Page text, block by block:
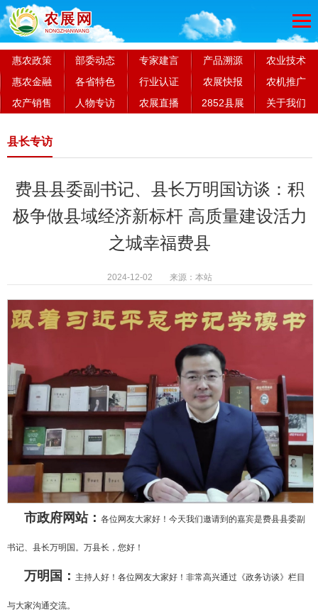
惠农政策 部委动态 专家建言 产品溯源
农业技术
惠农金融
各省特色 行业认证 农展快报
农机推广
农产销售
人物专访 农展直播 2852县展 关于我们
县长专访
费县县委副书记、县长万明国访谈：积
极争做县域经济新标杆 高质量建设活力
之城幸福费县
2024-12-02 来源：本站
市政府网站： 各位网友大家好！今天我们邀请到的嘉宾是费县县委副
书记、县长万明国。万县长，您好！
万明国： 主持人好！各位网友大家好！非常高兴通过《政务访谈》栏目
与大家沟通交流。